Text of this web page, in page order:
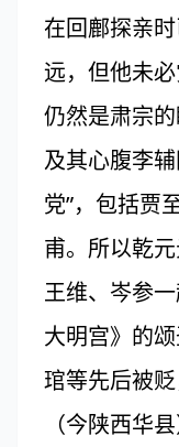
在回鄜探亲
远，但他未
仍然是肃宗
及其心腹李
党”，包括贾
甫。所以乾
王维、岑参
大明宫》的
琯等先后被
（今陕西华